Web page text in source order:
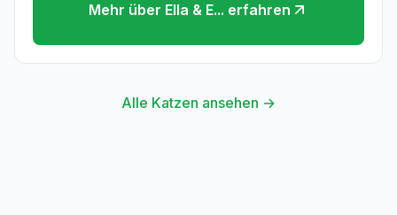
Mehr über Ella & E... erfahren
Alle Katzen ansehen →